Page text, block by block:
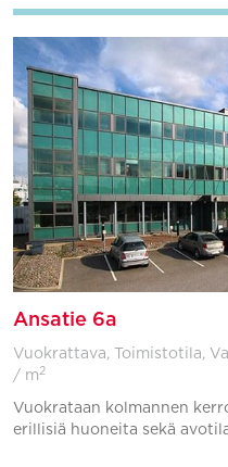
Ansatie 6a
Vuokrattava, Toimistotila,
/ m 2
Vuokrataan kolmannen
erillisiä huoneita sekä